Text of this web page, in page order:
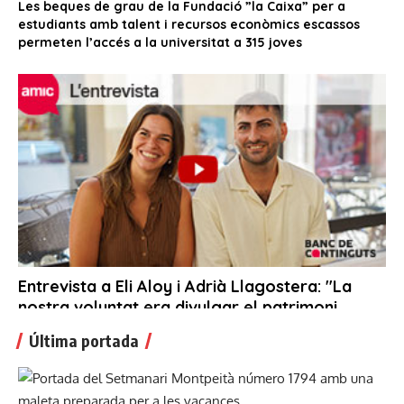
Última portada